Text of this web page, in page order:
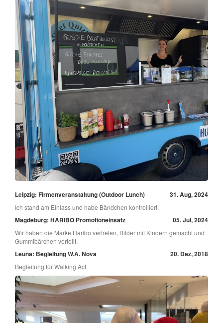
Leipzig: Firmenveranstaltung (Outdoor Lunch) 31. Aug, 2024
Ich stand am Einlass und habe Bändchen kontrolliert.
Magdeburg: HARIBO Promotioneinsatz 05. Jul, 2024
Wir haben die Marke Haribo vertreten, Bilder mit Kindern gemacht und
Gummibärchen verteilt.
Leuna: Begleitung W.A. Nova 20. Dez, 2018
Begleitung für Walking Act